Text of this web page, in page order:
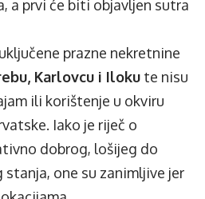
a prvi će biti objavljen sutra
prazne nekretnine
Karlovcu i Iloku te nisu
ili korištenje u okviru
Iako je riječ o
dobrog, lošijeg do
one su zanimljive jer